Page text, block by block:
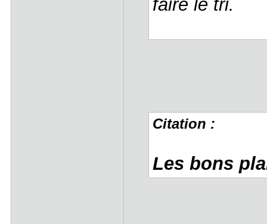
faire le tri.
Citation :
Les bons